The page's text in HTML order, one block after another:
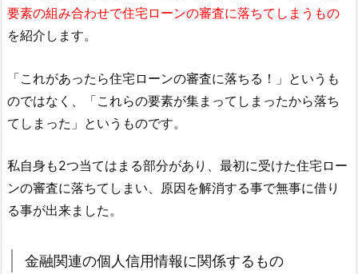
要素の組み合わせで住宅ローンの審査に落ちてしまうもの
を紹介します。
「これがあったら住宅ローンの審査に落ちる！」というも
のではなく、「これらの要素が集まってしまったから落ち
てしまった」というものです。
私自身も2つ当てはまる部分があり、最初に受けた住宅ロー
ンの審査に落ちてしまい、原因を解消する事で無事に借り
る事が出来ました。
金融関連の個人信用情報に関係するもの